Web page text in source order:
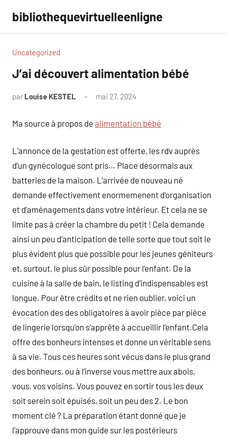
contenu
bibliothequevirtuelleenligne
Uncategorized
J’ai découvert alimentation bébé
par Louise KESTEL mai 27, 2024
Ma source à propos de alimentation bébé
L’annonce de la gestation est offerte, les rdv auprès
d’un gynécologue sont pris… Place désormais aux
batteries de la maison. L’arrivée de nouveau né
demande effectivement enormemenent d’organisation
et d’aménagements dans votre intérieur. Et cela ne se
limite pas à créer la chambre du petit ! Cela demande
ainsi un peu d’anticipation de telle sorte que tout soit le
plus évident plus que possible pour les jeunes géniteurs
et, surtout, le plus sûr possible pour l’enfant. De la
cuisine à la salle de bain, le listing d’indispensables est
longue. Pour être crédits et ne rien oublier, voici un
évocation des des obligatoires à avoir pièce par pièce
de lingerie lorsqu’on s’apprête à accueillir l’enfant.Cela
offre des bonheurs intenses et donne un véritable sens
à sa vie. Tous ces heures sont vécus dans le plus grand
des bonheurs, ou à l’inverse vous mettre aux abois,
vous, vos voisins. Vous pouvez en sortir tous les deux
soit serein soit épuisés, soit un peu des 2. Le bon
moment clé ? La préparation étant donné que je
l’approuve dans mon guide sur les postérieurs